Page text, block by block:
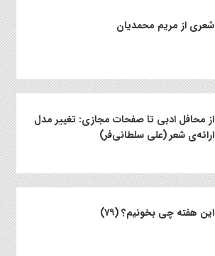
شعری از مریم محمدیان
از محافل ادبی تا صفحات مجازی: تغییر مدل
ارائه‌ی شعر (علی سلطانی‌فر)
این هفته چی بخونیم؟ (۷۹)